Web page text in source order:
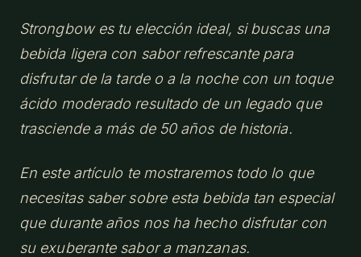
Strongbow es tu elección ideal, si buscas una
bebida ligera con sabor refrescante para
disfrutar de la tarde o a la noche con un toque
ácido moderado resultado de un legado que
trasciende a más de 50 años de historia.
En este artículo te mostraremos todo lo que
necesitas saber sobre esta bebida tan especial
que durante años nos ha hecho disfrutar con
su exuberante sabor a manzanas.